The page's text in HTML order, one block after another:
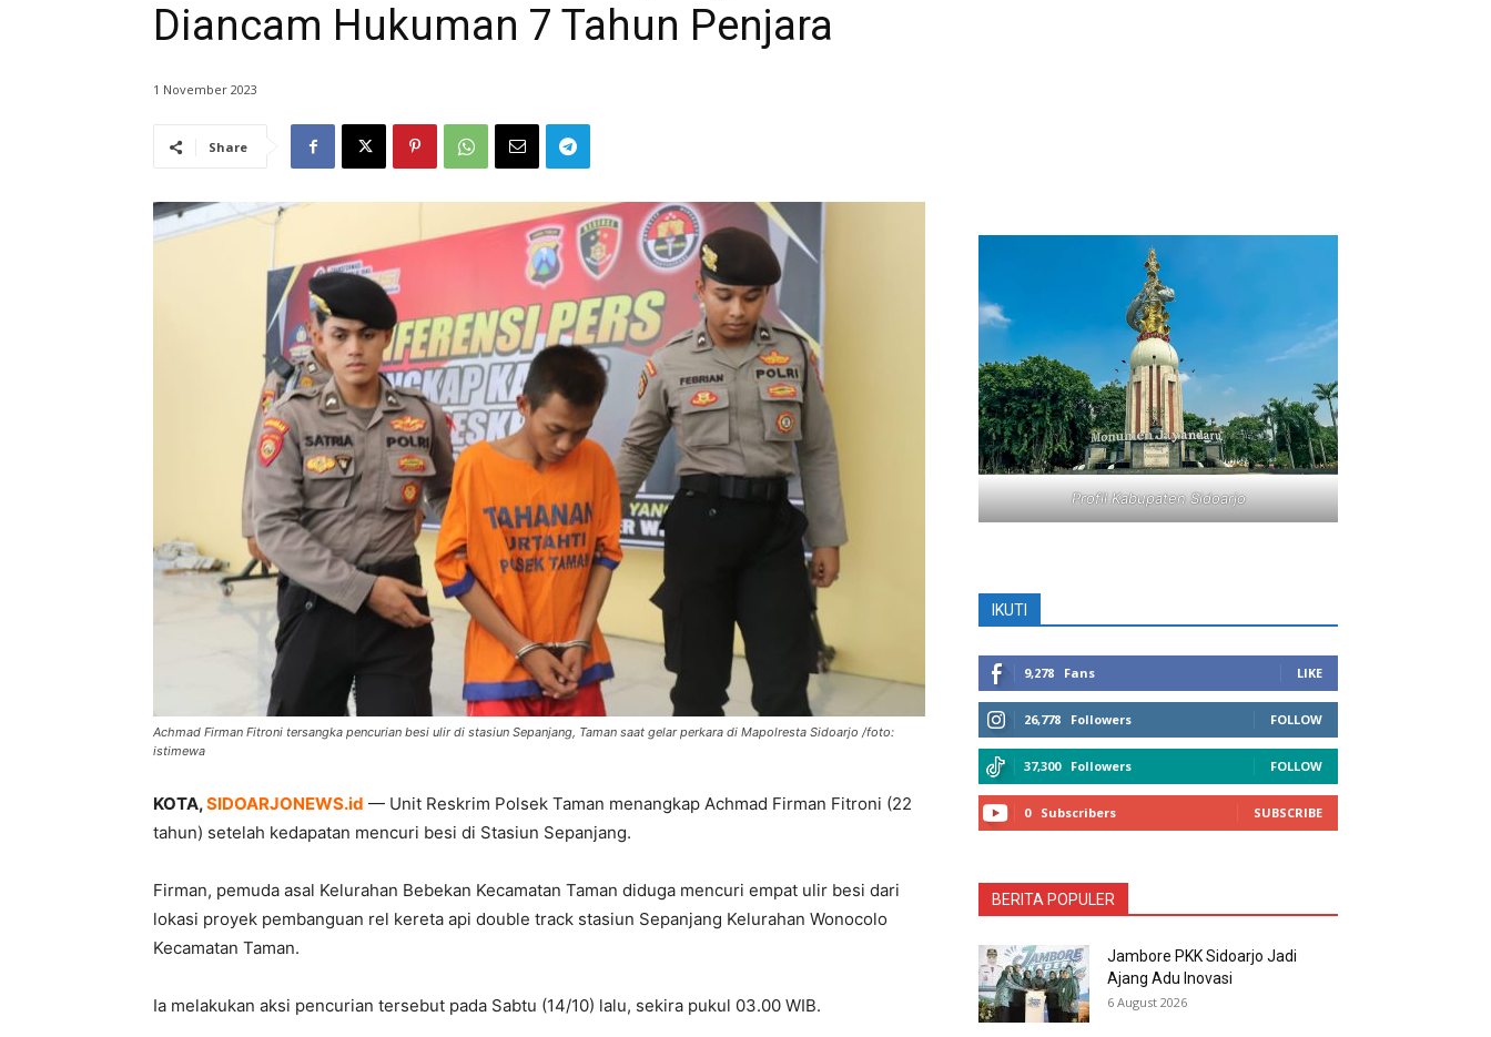
Diancam Hukuman 7 Tahun Penjara
1 November 2023
Share
Achmad Firman Fitroni tersangka pencurian besi ulir di stasiun Sepanjang, Taman saat gelar perkara di Mapolresta Sidoarjo /foto:
istimewa
KOTA,SIDOARJONEWS.id — Unit Reskrim Polsek Taman menangkap Achmad Firman Fitroni (22
tahun) setelah kedapatan mencuri besi di Stasiun Sepanjang.
Firman, pemuda asal Kelurahan Bebekan Kecamatan Taman diduga mencuri empat ulir besi dari
lokasi proyek pembanguan rel kereta api double track stasiun Sepanjang Kelurahan Wonocolo
Kecamatan Taman.
Ia melakukan aksi pencurian tersebut pada Sabtu (14/10) lalu, sekira pukul 03.00 WIB.
Profil Kabupaten Sidoarjo
IKUTI
9,278 Fans LIKE
26,778 Followers FOLLOW
37,300 Followers FOLLOW
0 Subscribers SUBSCRIBE
BERITA POPULER
Jambore PKK Sidoarjo Jadi
Ajang Adu Inovasi
6 August 2026